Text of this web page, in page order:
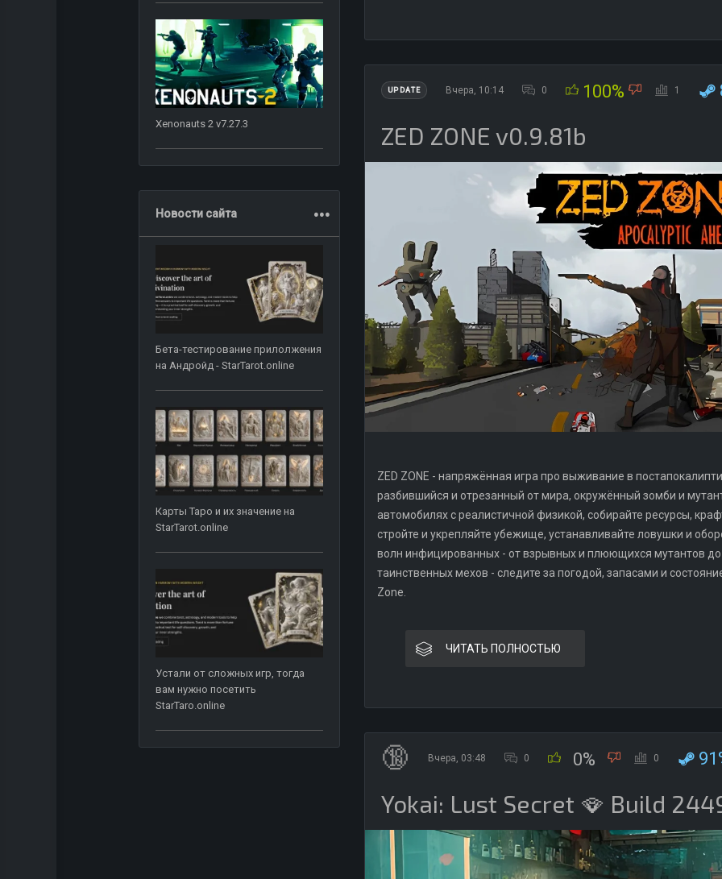
Xenonauts 2 v7.27.3
Новости сайта ...
Бета-тестирование прилолжения
на Андройд - StarTarot.online
Карты Таро и их значение на
StarTarot.online
Устали от сложных игр, тогда
вам нужно посетить
StarTaro.online
UPDATE Вчера, 10:14 0 100% 1
ZED ZONE v0.9.81b
ZED ZONE - напряжённая игра про выживание в
разбившийся и отрезанный от мира, окружённый зомби и
автомобилях с реалистичной физикой, собирайте ресурсы,
стройте и укрепляйте убежище, устанавливайте ловушки и
волн инфицированных - от взрывных и плюющихся мутантов
таинственных мехов - следите за погодой, запасами и
Zone.
ЧИТАТЬ ПОЛНОСТЬЮ
🔞 Вчера, 03:48 0 0% 0
Yokai: Lust Secret 🪭 Build